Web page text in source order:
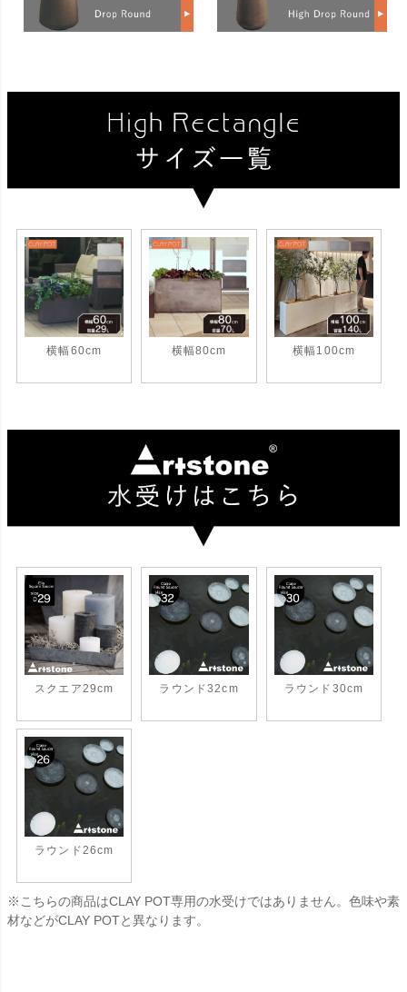
横幅60cm 横幅80cm 横幅100cm
スクエア29cm ラウンド32cm ラウンド30cm
ラウンド26cm
※こちらの商品はCLAY POT専用の水受けではありません。色味や素
材などがCLAY POTと異なります。